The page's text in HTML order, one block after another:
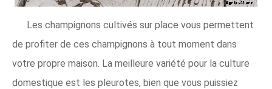
Les champignons cultivés sur place vous permettent
de profiter de ces champignons à tout moment dans
votre propre maison. La meilleure variété pour la culture
domestique est les pleurotes, bien que vous puissiez